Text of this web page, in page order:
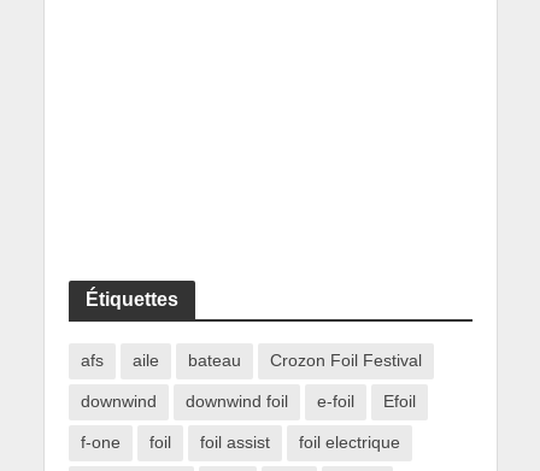
Étiquettes
afs aile bateau Crozon Foil Festival
downwind downwind foil e-foil Efoil
f-one foil foil assist foil electrique